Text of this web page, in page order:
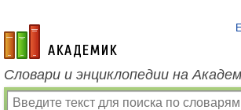
academic.ru
Словари и энциклопедии на